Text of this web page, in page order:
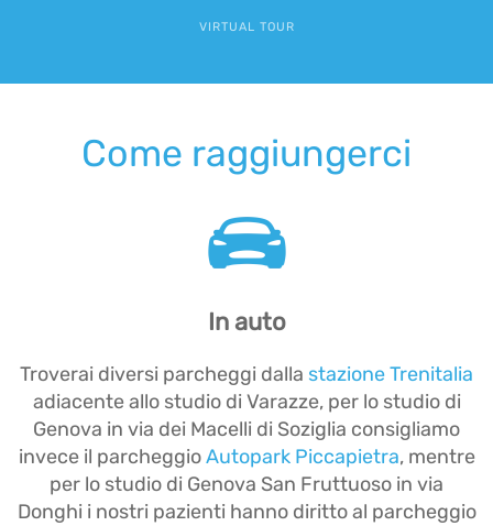
VIRTUAL TOUR
Come raggiungerci
In auto
Troverai diversi parcheggi dalla stazione Trenitalia
adiacente allo studio di Varazze, per lo studio di
Genova in via dei Macelli di Soziglia consigliamo
invece il parcheggioAutopark Piccapietra, mentre
per lo studio di Genova San Fruttuoso in via
Donghi i nostri pazienti hanno diritto al parcheggio